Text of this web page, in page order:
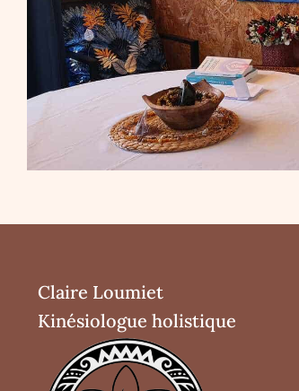
Claire Loumiet
Kinésiologue holistique